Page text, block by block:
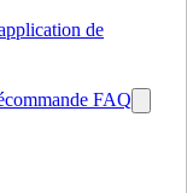
de
FAQ